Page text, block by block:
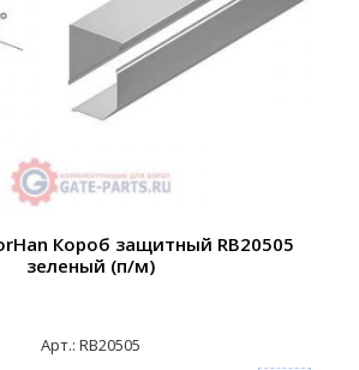
Короб защитный RB20505
зеленый (п/м)
Арт.: RB20505